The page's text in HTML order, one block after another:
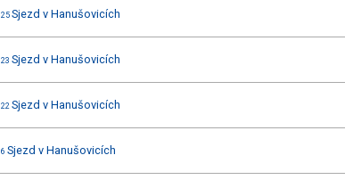
25 Sjezd v Hanušovicích
23 Sjezd v Hanušovicích
22 Sjezd v Hanušovicích
6 Sjezd v Hanušovicích